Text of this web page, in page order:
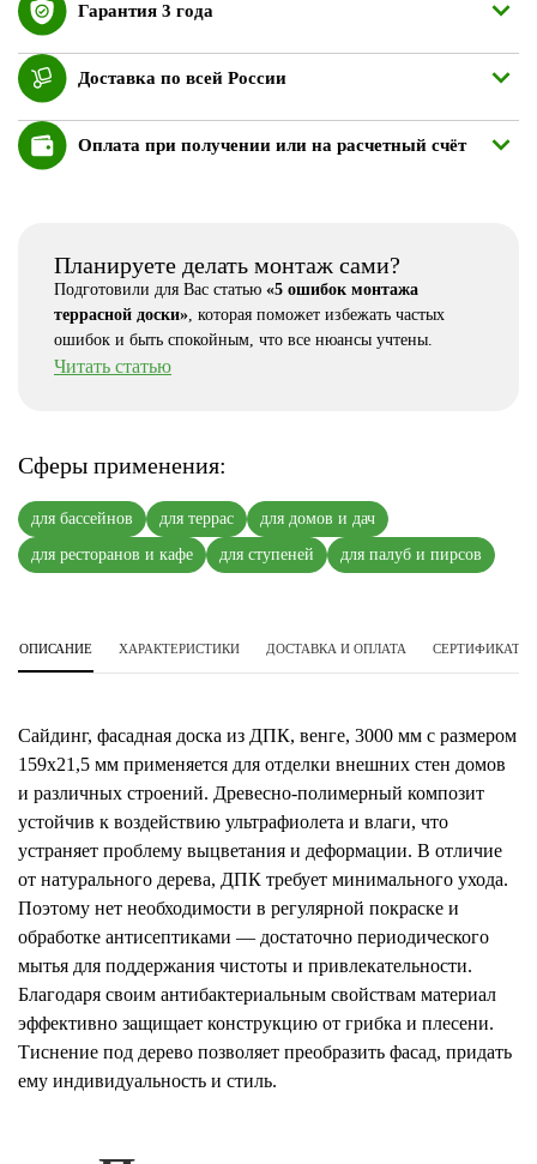
Гарантия 3 года
Доставка по всей России
Оплата при получении или на расчетный счёт
Планируете делать монтаж сами?
Подготовили для Вас статью «5 ошибок монтажа
террасной доски», которая поможет избежать частых
ошибок и быть спокойным, что все нюансы учтены.
Читать статью
Сферы применения:
для бассейнов для террас
для домов и дач
для ресторанов и кафе
для ступеней для палуб и пирсов
ОПИСАНИЕ ХАРАКТЕРИСТИКИ ДОСТАВКА И ОПЛАТА СЕРТИФИКАТЫ
Сайдинг, фасадная доска из ДПК, венге, 3000 мм с размером
159х21,5 мм применяется для отделки внешних стен домов
и различных строений. Древесно-полимерный композит
устойчив к воздействию ультрафиолета и влаги, что
устраняет проблему выцветания и деформации. В отличие
от натурального дерева, ДПК требует минимального ухода.
Поэтому нет необходимости в регулярной покраске и
обработке антисептиками — достаточно периодического
мытья для поддержания чистоты и привлекательности.
Благодаря своим антибактериальным свойствам материал
эффективно защищает конструкцию от грибка и плесени.
Тиснение под дерево позволяет преобразить фасад, придать
ему индивидуальность и стиль.